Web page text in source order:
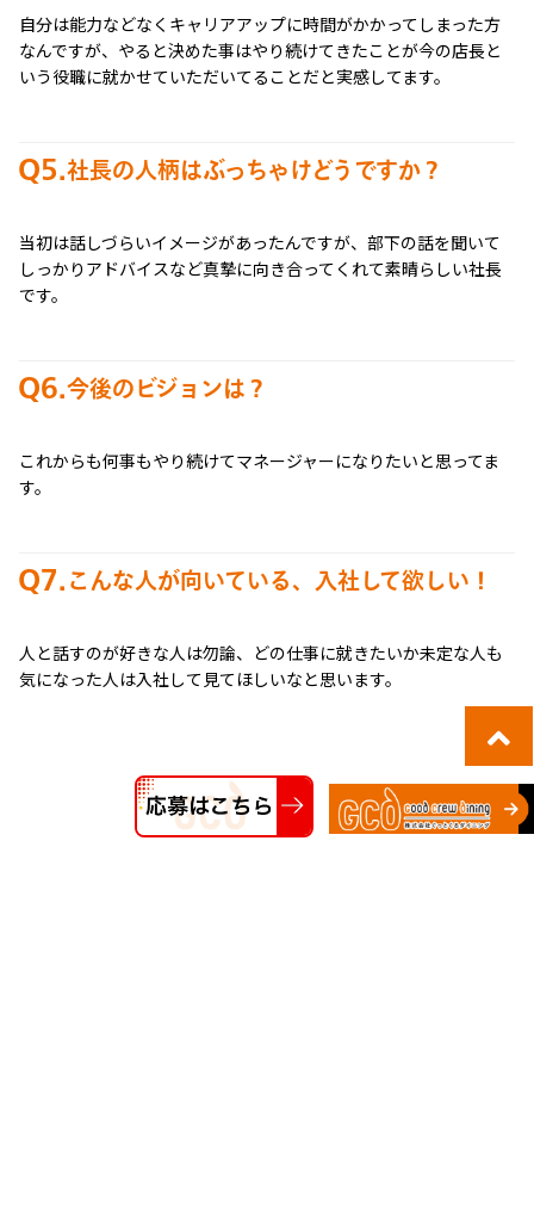
自分は能力などなくキャリアアップに時間がかかってしまった方
なんですが、やると決めた事はやり続けてきたことが今の店長と
いう役職に就かせていただいてることだと実感してます。
社長の人柄はぶっちゃけどうですか？
Q5.
当初は話しづらいイメージがあったんですが、部下の話を聞いて
しっかりアドバイスなど真摯に向き合ってくれて素晴らしい社長
です。
今後のビジョンは？
Q6.
これからも何事もやり続けてマネージャーになりたいと思ってま
す。
こんな人が向いている、入社して欲しい！
Q7.
人と話すのが好きな人は勿論、どの仕事に就きたいか未定な人も
気になった人は入社して見てほしいなと思います。